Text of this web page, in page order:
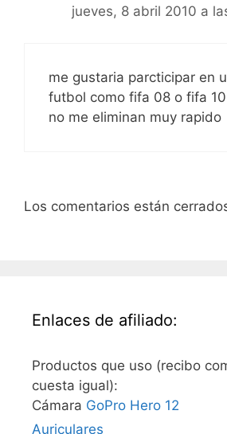
jueves, 8 abril 2010 a
me gustaria parcticipar en
futbol como fifa 08 o fifa
no me eliminan muy rapido
Los comentarios están
Enlaces de afiliado:
Productos que uso (recibo
cuesta igual):
Cámara GoPro Hero 12
Auriculares